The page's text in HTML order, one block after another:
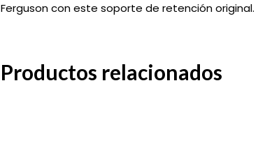
Ferguson con este soporte de retención original.
Productos relacionados